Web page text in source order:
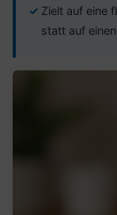
Zielt auf eine
statt auf